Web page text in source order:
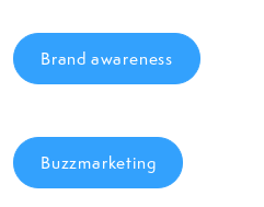
Brand awareness
Buzzmarketing